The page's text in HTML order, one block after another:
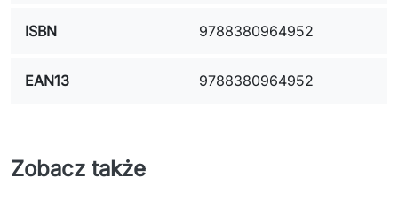
ISBN 9788380964952
EAN13 9788380964952
Zobacz także